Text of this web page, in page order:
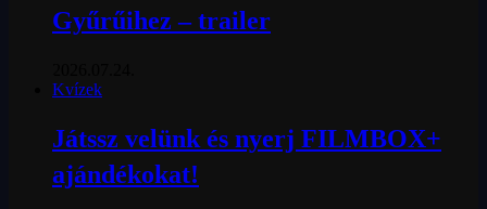
Gyűrűihez – trailer
Kvízek
Játssz velünk és nyerj FILMBOX+
ajándékokat!